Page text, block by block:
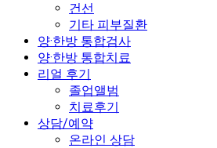
건선
기타 피부질환
양·한방 통합검사
양·한방 통합치료
리얼 후기
졸업앨범
치료후기
상담/예약
온라인 상담